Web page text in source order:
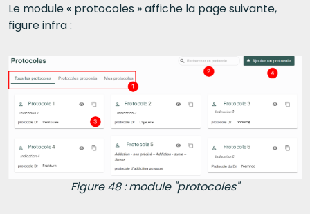
Le module « protocoles » affiche la page suivante,
figure infra :
Figure 48 : module "protocoles"